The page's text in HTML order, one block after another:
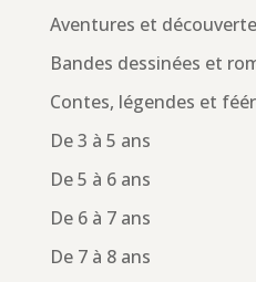
Aventures et
Bandes dessinées et
Contes, légendes et
De 3 à 5 ans
De 5 à 6 ans
De 6 à 7 ans
De 7 à 8 ans